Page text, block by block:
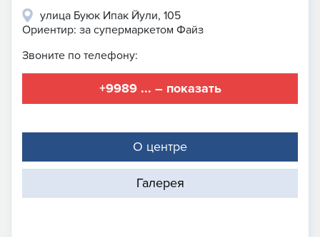
улица Буюк Ипак Йули, 105
Ориентир: за супермаркетом Файз
Звоните по телефону:
+9989 ... – показать
О центре
Галерея